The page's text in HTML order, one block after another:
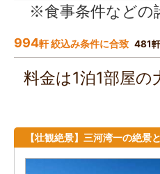
※食事条件などの
994軒 絞込み条件に合致 481
料金は1泊1部屋
【壮観絶景】三河湾一の絶景